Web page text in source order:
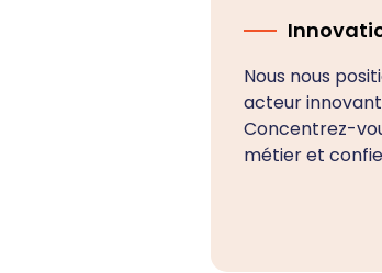
Nous nous
acteur
Concentrez-
métier et